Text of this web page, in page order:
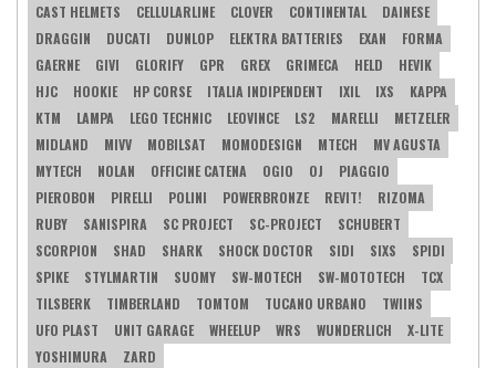
CAST HELMETS
CELLULARLINE CLOVER CONTINENTAL
DAINESE
DRAGGIN
DUCATI DUNLOP ELEKTRA BATTERIES EXAN
FORMA
GAERNE
GIVI GLORIFY GPR GREX GRIMECA HELD
HEVIK
HJC
HOOKIE HP CORSE ITALIA INDIPENDENT IXIL IXS
KAPPA
KTM
LAMPA LEGO TECHNIC LEOVINCE LS2 MARELLI
METZELER
MIDLAND
MIVV MOBILSAT MOMODESIGN MTECH
MV AGUSTA
MYTECH
NOLAN OFFICINE CATENA OGIO OJ
PIAGGIO
PIEROBON
PIRELLI POLINI POWERBRONZE REVIT!
RIZOMA
RUBY
SANISPIRA SC PROJECT SC-PROJECT
SCHUBERT
SCORPION
SHAD SHARK SHOCK DOCTOR SIDI SIXS
SPIDI
SPIKE
STYLMARTIN SUOMY SW-MOTECH SW-MOTOTECH
TCX
TILSBERK
TIMBERLAND TOMTOM TUCANO URBANO
TWIINS
UFO PLAST
UNIT GARAGE WHEELUP WRS WUNDERLICH
X-LITE
YOSHIMURA
ZARD